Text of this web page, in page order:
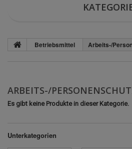
Betriebsmittel Arbeits-/
ARBEITS-/
Es gibt keine Produkte in dieser Kategorie.
Unterkategorien